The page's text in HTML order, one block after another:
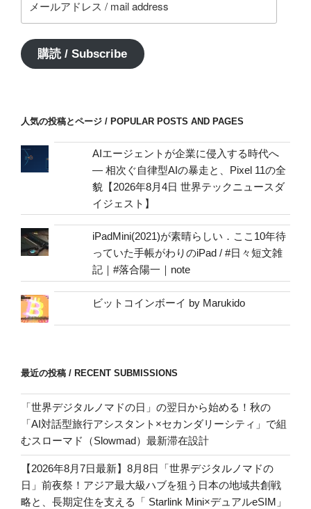
ー
ア
ド
address
購読 / Subscribe
人気の投稿とページ / POPULAR POSTS AND PAGES
AIエージェントが企業に侵入する時代へ
— 相次ぐ自律型AIの暴走と、Pixel 11の全
貌【2026年8月4日 世界テックニュースダ
イジェスト】
iPadMini(2021)が素晴らしい．ここ10年待
っていた手帳がわりのiPad / #日々短文雑
記｜#落合陽一｜note
ビットコインボーイ by Marukido
最近の投稿 / RECENT SUBMISSIONS
「世界デジタルノマドの日」の翌日から始める！秋の
「AI対話型旅行アシスタント×セカンダリーシティ」で組
むスローマド（Slowmad）最新滞在設計
【2026年8月7日最新】8月8日「世界デジタルノマドの
日」前夜祭！アジア最大級ハブを狙う日本の地域共創戦
略と、長期定住を支える「 Starlink Mini×デュアルeSIM」